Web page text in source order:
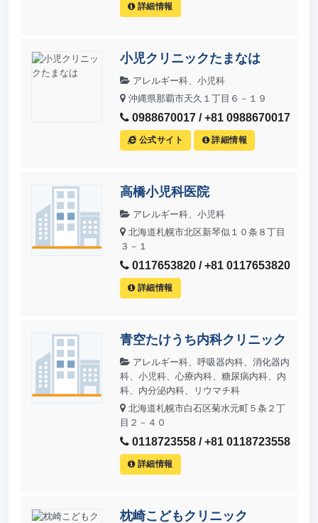
詳細情報
小児クリニックたまなは
アレルギー科、小児科
沖縄県那覇市天久１丁目６－１９
0988670017 / +81 0988670017
公式サイト 詳細情報
高橋小児科医院
アレルギー科、小児科
北海道札幌市北区新琴似１０条８丁目
３－１
0117653820 / +81 0117653820
詳細情報
青空たけうち内科クリニック
アレルギー科、呼吸器内科、消化器内
科、小児科、心療内科、糖尿病内科、内
科、内分泌内科、リウマチ科
北海道札幌市白石区菊水元町５条２丁
目２－４０
0118723558 / +81 0118723558
詳細情報
枕崎こどもクリニック